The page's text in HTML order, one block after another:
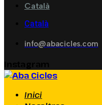
Català
Català
info@abacicles.com
Inici